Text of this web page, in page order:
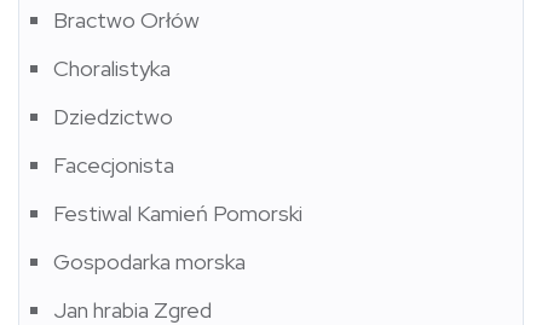
Bractwo Orłów
Choralistyka
Dziedzictwo
Facecjonista
Festiwal Kamień Pomorski
Gospodarka morska
Jan hrabia Zgred